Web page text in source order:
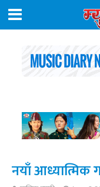
नयाँ आध्यात्मिक